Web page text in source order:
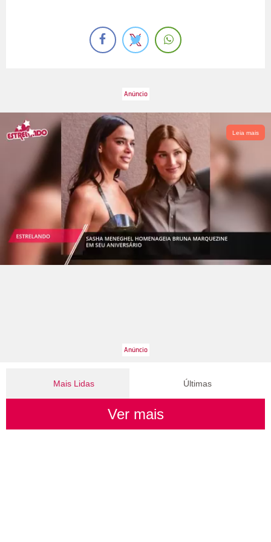
Leia mais
Mais Lidas
João Raul diz para Agrado que não está conseguindo
Últimas
Ver mais